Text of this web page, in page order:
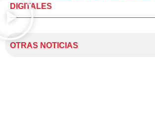
DIGITALES
OTRAS NOTICIAS